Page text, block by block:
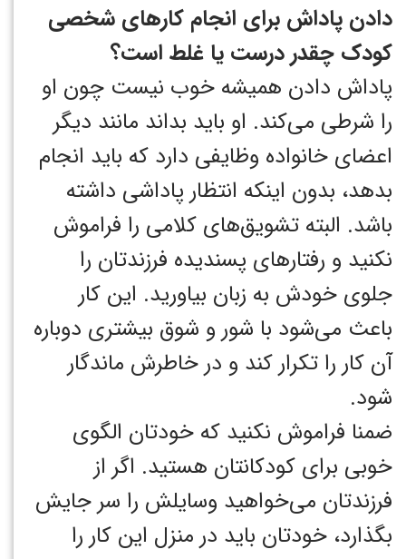
دادن پاداش برای انجام کارهای شخصی
کودک چقدر درست یا غلط است؟
پاداش دادن همیشه خوب نیست چون او
را شرطی می‌کند. او باید بداند مانند دیگر
اعضای خانواده وظایفی دارد که باید انجام
بدهد، بدون اینکه انتظار پاداشی داشته
باشد. البته تشویق‌های کلامی را فراموش
نکنید و رفتارهای پسندیده فرزندتان را
جلوی خودش به زبان بیاورید. این کار
باعث می‌شود با شور و شوق بیشتری دوباره
آن کار را تکرار کند و در خاطرش ماندگار
شود.
ضمنا فراموش نکنید که خودتان الگوی
خوبی برای کودکانتان هستید. اگر از
فرزندتان می‌خواهید وسایلش را سر جایش
بگذارد، خودتان باید در منزل این کار را